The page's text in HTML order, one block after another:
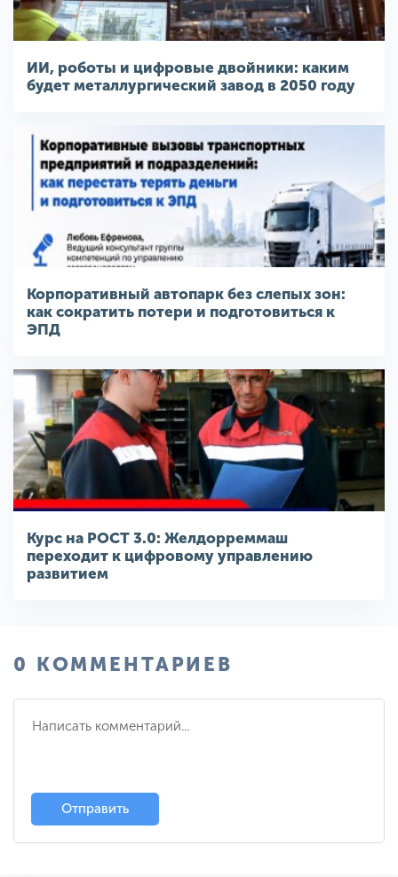
ИИ, роботы и цифровые двойники: каким
будет металлургический завод в 2050 году
Корпоративный автопарк без слепых зон:
как сократить потери и подготовиться к
ЭПД
Курс на РОСТ 3.0: Желдорреммаш
переходит к цифровому управлению
развитием
0 КОММЕНТАРИЕВ
Отправить